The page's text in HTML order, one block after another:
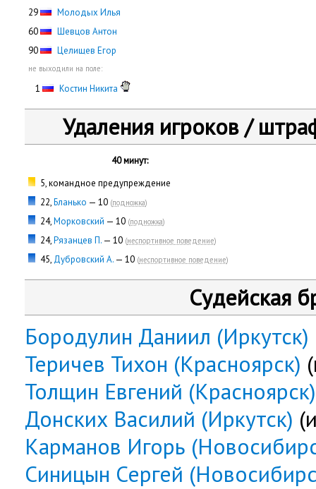
29
Молодых Илья
60
Шевцов Антон
90
Целищев Егор
не выходили на поле:
1 Костин Никита
Удаления игроков /
40 минут:
5, командное предупреждение
22,Бланько — 10 (подножка)
24,Морковский — 10 (подножка)
24,Рязанцев П. — 10 (неспортивное поведение)
45, Дубровский А. — 10 (неспортивное поведение)
Судейская
Бородулин Даниил (Иркутск)
Теричев Тихон (Красноярск)
Толщин Евгений (Красноярск)
Донских Василий (Иркутск)
Карманов Игорь
Синицын Сергей